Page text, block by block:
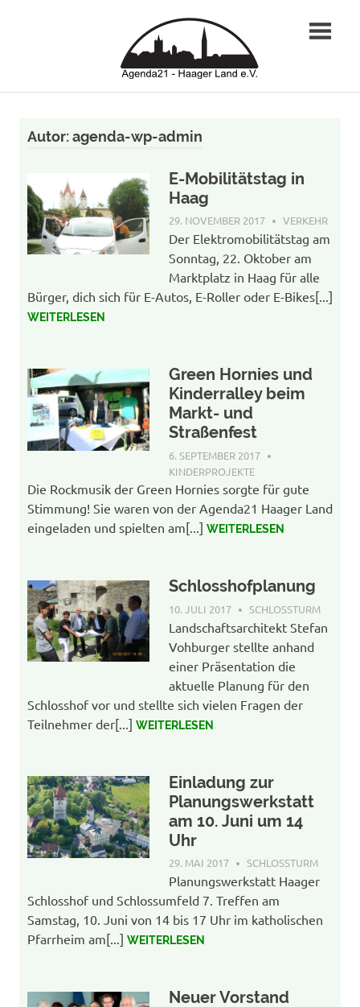
V.
Autor:agenda-wp-admin
E-Mobilitätstag in
Haag
29. NOVEMBER 2017
AGENDA-WP-
ADMIN
VERKEHR
Der Elektromobilitätstag am
Sonntag, 22. Oktober am
Marktplatz in Haag für alle
Bürger, dich sich für E-Autos, E-Roller oder E-Bikes[...]
WEITERLESEN
Green Hornies und
Kinderralley beim
Markt- und
Straßenfest
6. SEPTEMBER 2017
KINDERPROJEKTE
Die Rockmusik der Green Hornies sorgte für gute
Stimmung! Sie waren von der Agenda21 Haager Land
eingeladen und spielten am[...] WEITERLESEN
Schlosshofplanung
10. JULI 2017 AGENDA-WP-ADMIN
SCHLOSSTURM
Landschaftsarchitekt Stefan
Vohburger stellte anhand
einer Präsentation die
aktuelle Planung für den
Schlosshof vor und stellte sich vielen Fragen der
Teilnehmer der[...] WEITERLESEN
Einladung zur
Planungswerkstatt
am 10. Juni um 14
Uhr
29. MAI 2017 AGENDA-WP-ADMIN
SCHLOSSTURM
Planungswerkstatt Haager
Schlosshof und Schlossumfeld 7. Treffen am
Samstag, 10. Juni von 14 bis 17 Uhr im katholischen
Pfarrheim am[...] WEITERLESEN
Neuer Vorstand